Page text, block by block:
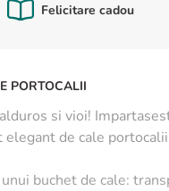
Felicitare cadou
PORTOCALII
si vioi!
de cale
buchet de cale: